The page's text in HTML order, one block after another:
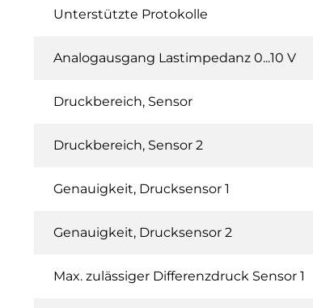
Unterstützte Protokolle
Analogausgang Lastimpedanz 0...10 V
Druckbereich, Sensor
Druckbereich, Sensor 2
Genauigkeit, Drucksensor 1
Genauigkeit, Drucksensor 2
Max. zulässiger Differenzdruck Sensor 1